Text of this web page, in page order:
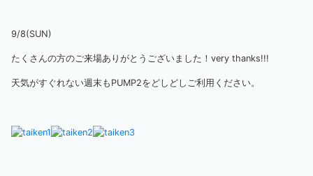
9/8(SUN)
たくさんの方のご来場ありがとうございました！very thanks!!!
天気がすぐれない週末もPUMP2をどしどしご利用ください。